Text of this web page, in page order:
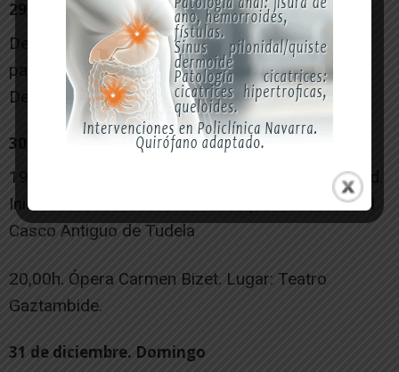
29 de diciembre. Viernes
De 10,30h. a 13,00h. Taller «Pinta la Navidad». A
partir de 3 años. Precio: 12€. Lugar: Palacio
Decanal.
30 de diciembre. Sábado
19,00h. Dantzaldi-Bailables populares de Navidad.
Inicio Calle Herrerías. Recorrido por las calles del
Casco Antiguo de Tudela
20,00h. Ópera Carmen Bizet. Lugar: Teatro
Gaztambide.
31 de diciembre. Domingo